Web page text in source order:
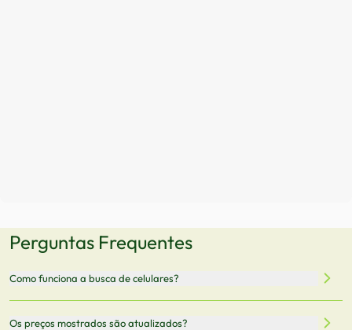
Perguntas Frequentes
Como funciona a busca de celulares?
Os preços mostrados são atualizados?